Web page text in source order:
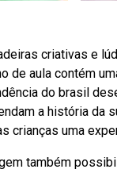
criativas e
de aula contém
do brasil
a história da
crianças uma
também